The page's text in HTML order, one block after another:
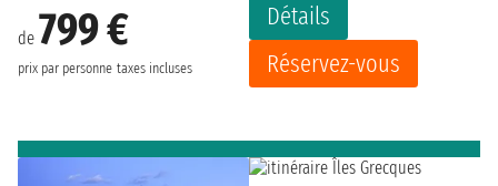
de 799 €
prix par personne taxes incluses
Détails
Réservez-vous